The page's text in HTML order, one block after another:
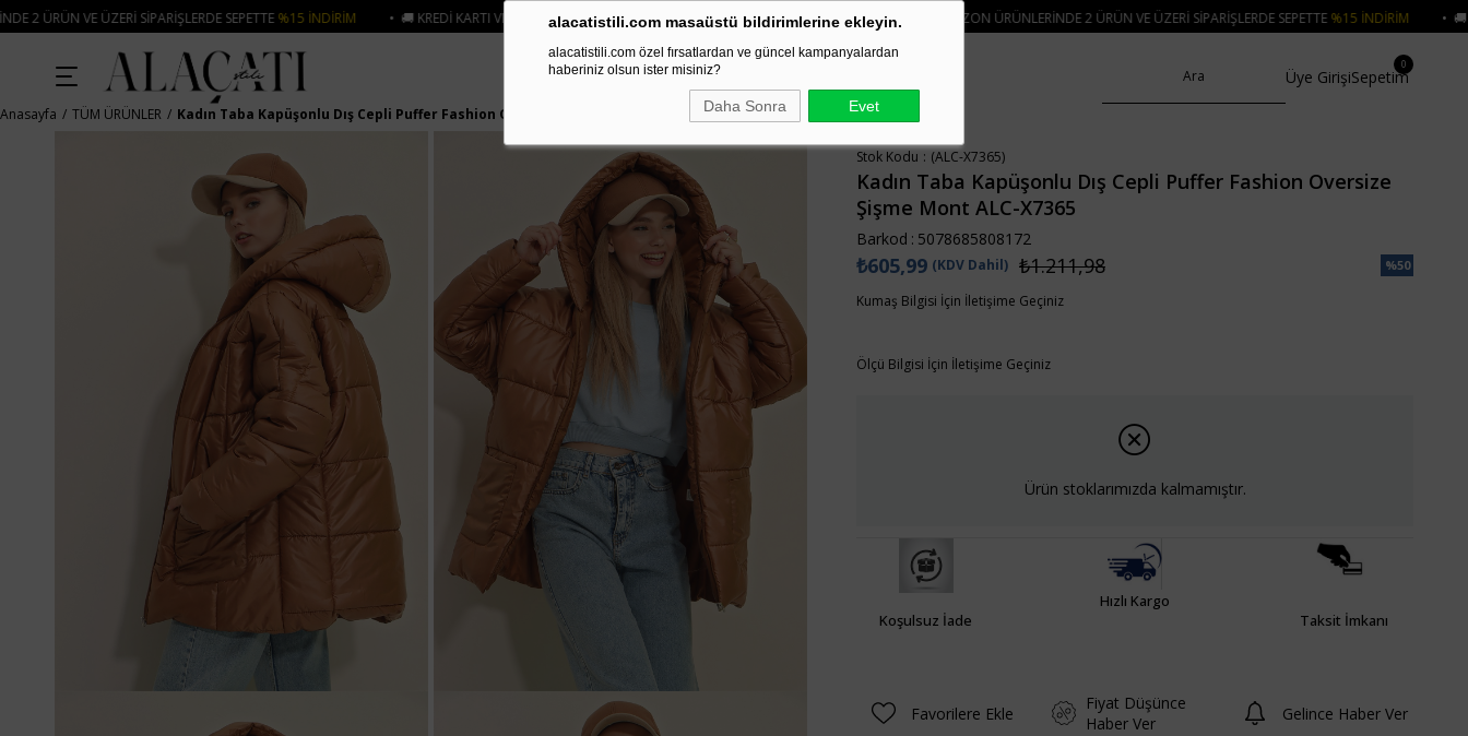
alacatistili.com masaüstü bildirimlerine ekleyin.
alacatistili.com özel fırsatlardan ve güncel kampanyalardan
haberiniz olsun ister misiniz?
Daha Sonra Evet
SEPETTE%15 İNDIRIM • 🚚 KREDI KARTI VE HAVALE ÖDEMELERINIZDE 750₺ ÜZERI KARGO ÜCRETSIZ • 🛍️ YENI SEZON ÜRÜNLERINDE 2 ÜRÜN VE ÜZERI SIPARIŞLERDE SEPETTE%15 İNDIRIM • 🚚 KREDI KARTI VE HAVALE
Üye GirişiSepetim
0
Anasayfa TÜM ÜRÜNLER Kadın Taba Kapüşonlu Dış Cepli Puffer Fashion Oversize Şişme Mont ALC-X7365
Stok Kodu (ALC-X7365)
Kadın Taba Kapüşonlu Dış Cepli Puffer Fashion Oversize
Şişme Mont ALC-X7365
Barkod : 5078685808172
%50
₺1.211,98
₺605,99 (KDV Dahil)
Kumaş Bilgisi İçin İletişime Geçiniz
Ölçü Bilgisi İçin İletişime Geçiniz
Ürün stoklarımızda kalmamıştır.
Koşulsuz İade
Hızlı Kargo
Taksit İmkanı
Favorilere Ekle
Fiyat Düşünce
Haber Ver
Gelince Haber Ver